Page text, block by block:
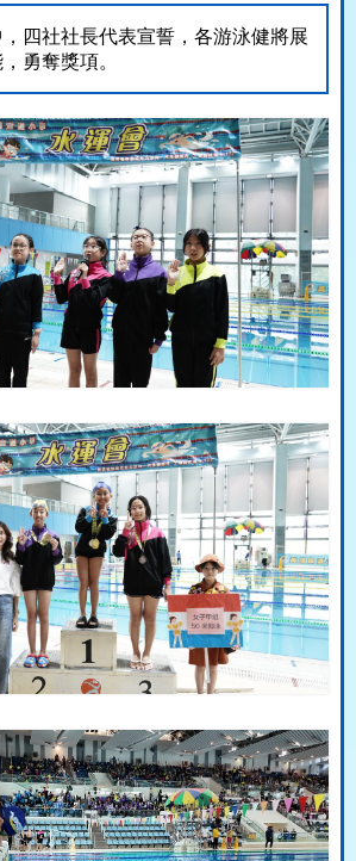
四社社長代表宣誓，各游泳健將展
勇奪獎項。